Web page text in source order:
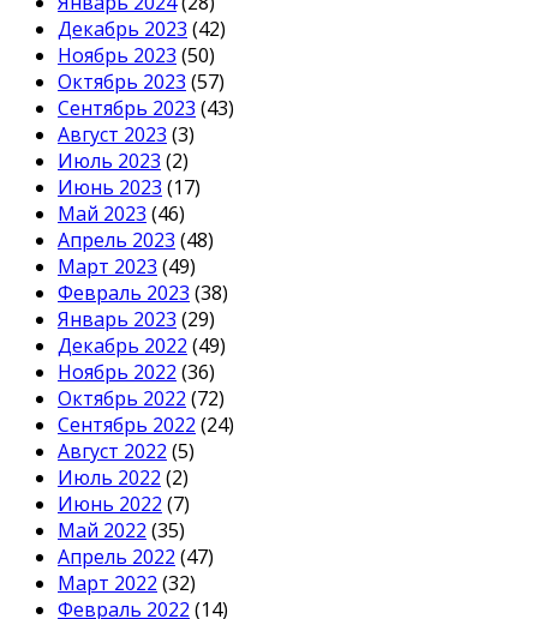
Декабрь 2023 (42)
Ноябрь 2023 (50)
Октябрь 2023 (57)
Сентябрь 2023 (43)
Август 2023 (3)
Июль 2023 (2)
Июнь 2023 (17)
Май 2023 (46)
Апрель 2023 (48)
Март 2023 (49)
Февраль 2023 (38)
Январь 2023 (29)
Декабрь 2022 (49)
Ноябрь 2022 (36)
Октябрь 2022 (72)
Сентябрь 2022 (24)
Август 2022 (5)
Июль 2022 (2)
Июнь 2022 (7)
Май 2022 (35)
Апрель 2022 (47)
Март 2022 (32)
Февраль 2022 (14)